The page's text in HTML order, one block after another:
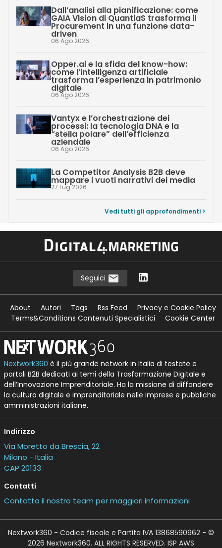
Dall’analisi alla pianificazione: come
GAIA Vision di QuantiaS trasforma il
Procurement in una funzione data-
driven
06 Ago 2026
Opper.ai e la sfida del know-how:
come l’intelligenza artificiale
trasforma l’esperienza in patrimonio
digitale
06 Ago 2026
Vantyx e l’orchestrazione dei
processi: la tecnologia DNA e la
“stella polare” dell’efficienza
aziendale
06 Ago 2026
La Competitor Analysis B2B deve
mappare i vuoti narrativi dei media
27 Lug 2026
Vedi tutti gli approfondimenti >
Seguici
About Autori Tags Rss Feed
Privacy e Cookie Policy
Terms&Conditions Contenuti Specialistici
Cookie Center
Nextwork360 è il più grande network in Italia di testate e
portali B2B dedicati ai temi della Trasformazione Digitale e
dell’Innovazione Imprenditoriale. Ha la missione di diffondere
la cultura digitale e imprenditoriale nelle imprese e pubbliche
amministrazioni italiane.
Indirizzo
Via Moretto da Brescia, 22
Milano - Italia
CAP 20133
Contatti
Contatta il nostro team per maggiori informazioni
Nextwork360 - Codice fiscale e Partita IVA 13868590962 - ©
2026 Nextwork360. ALL RIGHTS RESERVED. ISP AWS